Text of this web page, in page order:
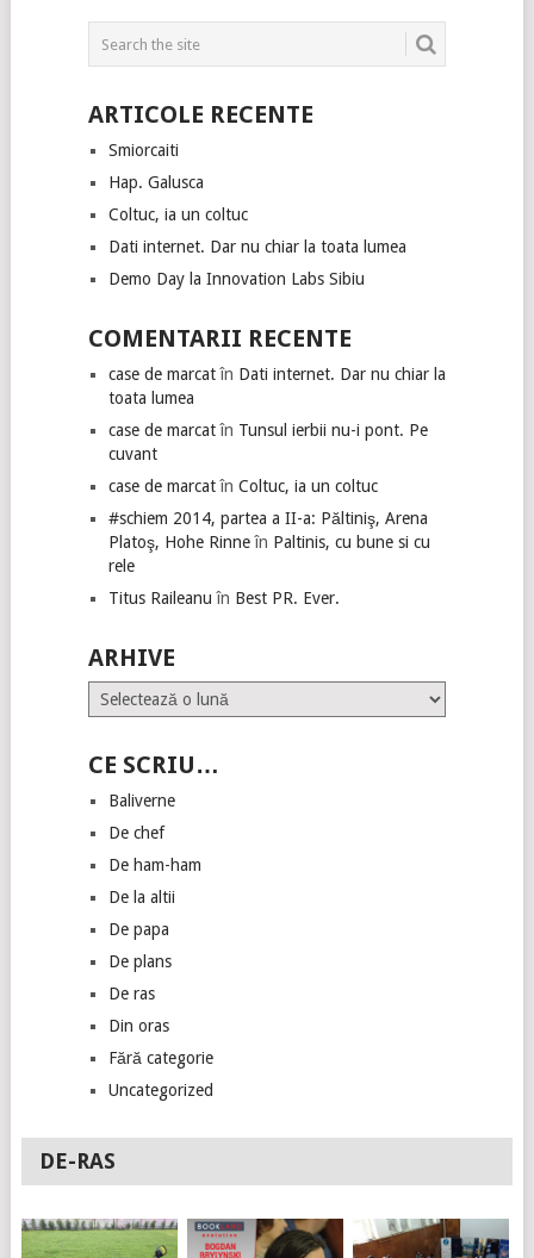
ARTICOLE RECENTE
Smiorcaiti
Hap. Galusca
Coltuc, ia un coltuc
Dati internet. Dar nu chiar la toata lumea
Demo Day la Innovation Labs Sibiu
COMENTARII RECENTE
case de marcatîn Dati internet. Dar nu chiar la
toata lumea
case de marcatîn Tunsul ierbii nu-i pont. Pe
cuvant
case de marcatîn Coltuc, ia un coltuc
#schiem 2014, partea a II-a: Păltiniş, Arena
Platoş, Hohe Rinneîn Paltinis, cu bune si cu
rele
Titus Raileanu în Best PR. Ever.
ARHIVE
Arhive
CE SCRIU…
Baliverne
De chef
De ham-ham
De la altii
De papa
De plans
De ras
Din oras
Fără categorie
Uncategorized
DE-RAS